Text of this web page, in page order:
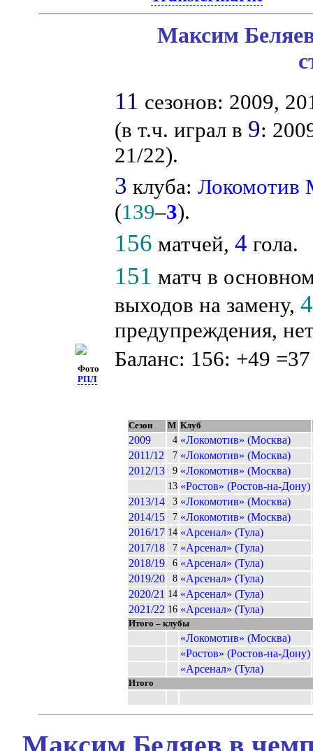
Фото
РПЛ
Максим
11 сезонов: 2009,
(в т.ч. играл в 9:
21/22).
3 клуба:Локомотив
(139–3).
156 матчей,4 гола.
151 матч в
выходов на замену,
предупреждения,
Баланс: 156: +49
Сезон М Клуб
2009 4 «Локомотив» (Москва)
2011/12
7 «Локомотив» (Москва)
2012/13
9 «Локомотив» (Москва)
13 «Ростов» (Ростов-на-Дону)
2013/14
3 «Локомотив» (Москва)
2014/15
7 «Локомотив» (Москва)
2016/17 14 «Арсенал» (Тула)
2017/18
7 «Арсенал» (Тула)
2018/19
6 «Арсенал» (Тула)
2019/20
8 «Арсенал» (Тула)
2020/21 14 «Арсенал» (Тула)
2021/22 16 «Арсенал» (Тула)
Итого – клубы
«Локомотив» (Москва)
«Ростов» (Ростов-на-Дону)
«Арсенал» (Тула)
Итого